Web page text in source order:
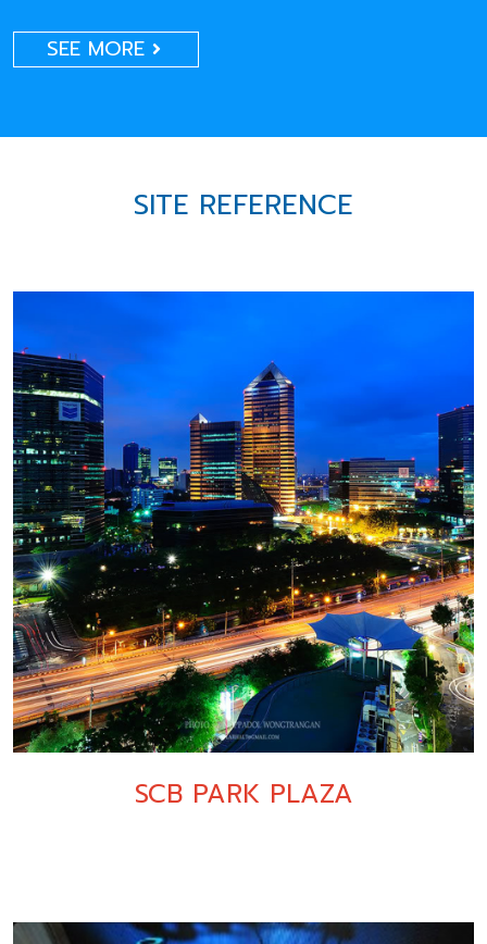
SEE MORE
SITE REFERENCE
SCB PARK PLAZA